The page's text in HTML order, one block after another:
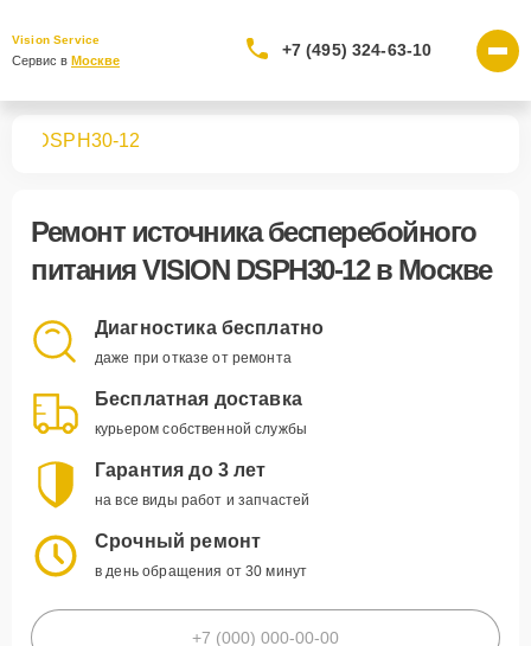
Vision Service
Сервис в Москве
+7 (495) 324-63-10
DSPH30-12
Ремонт источника бесперебойного
питания VISION DSPH30-12в Москве
Диагностика бесплатно
даже при отказе от ремонта
Бесплатная доставка
курьером собственной службы
Гарантия до 3 лет
на все виды работ и запчастей
Срочный ремонт
в день обращения от 30 минут